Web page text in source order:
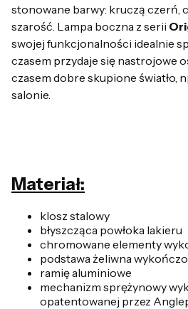
stonowane barwy: kruczą czerń,
szarość. Lampa boczna z serii
swojej funkcjonalności idealnie
czasem przydaje się nastrojowe
czasem dobre skupione światło,
salonie.
Materiał:
klosz stalowy
błyszcząca powłoka lakieru
chromowane elementy
podstawa żeliwna
ramię aluminiowe
mechanizm sprężynowy
opatentowanej przez